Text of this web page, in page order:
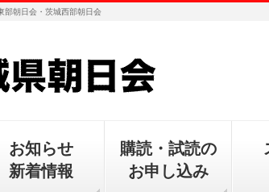
部朝日会・茨城西部朝日会
お知らせ
新着情報
購読・試読の
お申し込み